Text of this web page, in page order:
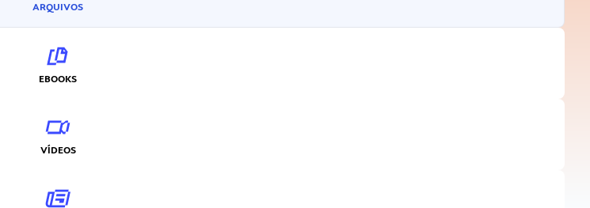
ARQUIVOS
EBOOKS
VÍDEOS